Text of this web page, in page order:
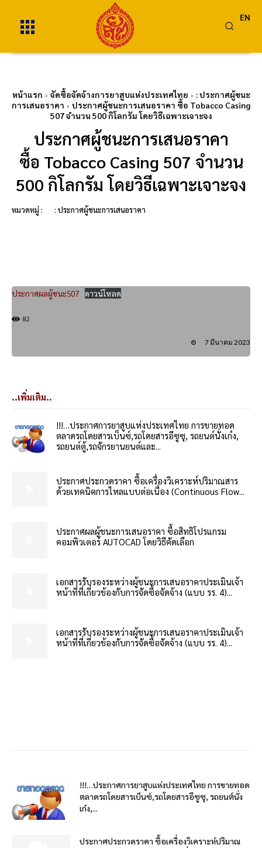
EN
หน้าแรก จัดซื้อจัดจ้างการยาสูบแห่งประเทศไทย
: ประกาศผู้ชนะ
การเสนอราคา
ประกาศผู้ชนะการเสนอราคา ซื้อ Tobacco Casing
507 จำนวน 500 กิโลกรัม โดยวิธีเฉพาะเจาะจง
ประกาศผู้ชนะการเสนอราคา
ซื้อ Tobacco Casing 507 จำนวน
500 กิโลกรัม โดยวิธีเฉพาะเจาะจง
หมวดหมู่ : : ประกาศผู้ชนะการเสนอราคา
ประกาศผลผู้ชนะ507 ดาวน์โหลด
82
7 มีนาคม 2023
..เพิ่มเติม..
!!!…ประกาศการยาสูบแห่งประเทศไทย การขายทอด
ตลาดรถโดยสารเบ็นซ์,รถโดยสารอีซูซุ, รถยนต์นั่งเก๋ง,
รถยนต์ตู้,รถจักรยานยนต์และ...
ประกาศประกวดราคา ซื้อเครื่องวิเคราะห์ปริมาณสาร
ด้วยเทคนิคการไหลแบบต่อเนื่อง (Continuous Flow...
ประกาศผลผู้ชนะการเสนอราคา ซื้อสิทธิโปรแกรม
คอมพิวเตอร์ AUTOCAD โดยวิธีคัดเลือก
เอกสารรับรองระหว่างผู้ชนะการเสนอราคาประเมินเจ้า
หน้าที่ที่เกี่ยวข้องกับการจัดซื้อจัดจ้าง (แบบ รร. 4)...
เอกสารรับรองระหว่างผู้ชนะการเสนอราคาประเมินเจ้า
หน้าที่ที่เกี่ยวข้องกับการจัดซื้อจัดจ้าง (แบบ รร. 4)...
!!!…ประกาศการยาสูบแห่งประเทศไทย การขายทอด
ตลาดรถโดยสารเบ็นซ์,รถโดยสารอีซูซุ, รถยนต์นั่ง
เก๋ง,...
ประกาศประกวดราคา ซื้อเครื่องวิเคราะห์ปริมาณ